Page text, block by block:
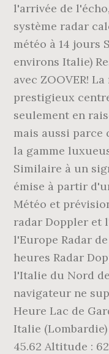
l'arrivée de
système radar
météo à 14 jours
environs Italie)
avec ZOOVER!
prestigieux
seulement en
mais aussi
la gamme
Similaire à un
émise à partir
Météo et
radar Doppler et
l'Europe Radar
heures Radar
l'Italie du Nord
navigateur ne
Heure Lac de
Italie
45.62 Altitude :